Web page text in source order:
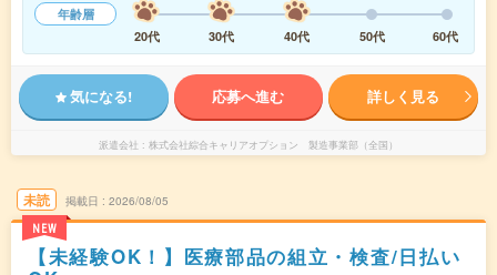
年齢層
20代
30代 40代 50代 60代
気になる! 応募へ進む 詳しく見る
派遣会社 株式会社綜合キャリアオプション 製造事業部（全国）
未読
NEW
掲載日 2026/08/05
【未経験OK！】医療部品の組立・検査/日払い